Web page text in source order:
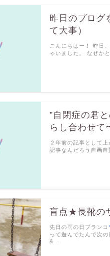
昨日のブログ
て大事）
こんにちはー！ 昨日
ゃいました。 なぜか
”自閉症の君
らし合わせて
２年前の記事として
記事なんだろう自画
盲点★長靴の
先日の雨の日ブランコ
って遊んでたんで次
& …